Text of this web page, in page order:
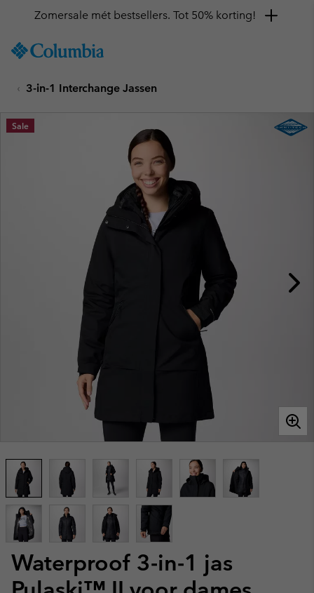
TO
SKIP
MAIN
NAV
Zomersale mét bestsellers. Tot 50% korting!
3-in-1 Interchange Jassen
Waterproof 3-in-1 jas
Sale